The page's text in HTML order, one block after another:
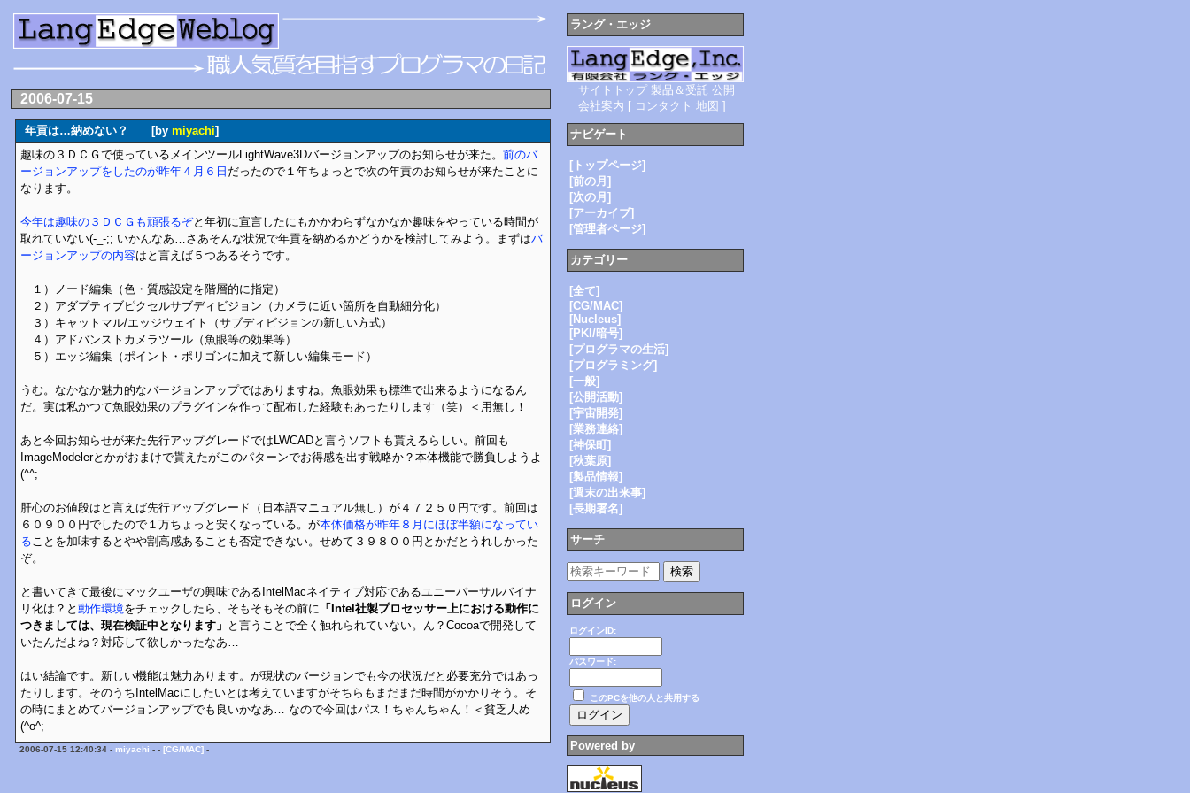
2006-07-15
年貢は…納めない？ [by miyachi]
趣味の３ＤＣＧで使っているメインツールLightWave3Dバージョンアップのお知らせが来た。 前のバ
ージョンアップをしたのが昨年４月６日 だったので１年ちょっとで次の年貢のお知らせが来たことに
なります。
今年は趣味の３ＤＣＧも頑張るぞと年初に宣言したにもかかわらずなかなか趣味をやっている時間が
取れていない(-_-;; いかんなあ…さあそんな状況で年貢を納めるかどうかを検討してみよう。まずはバ
ージョンアップの内容はと言えば５つあるそうです。
１）ノード編集（色・質感設定を階層的に指定）
２）アダプティブピクセルサブディビジョン（カメラに近い箇所を自動細分化）
３）キャットマル/エッジウェイト（サブディビジョンの新しい方式）
４）アドバンストカメラツール（魚眼等の効果等）
５）エッジ編集（ポイント・ポリゴンに加えて新しい編集モード）
うむ。なかなか魅力的なバージョンアップではありますね。魚眼効果も標準で出来るようになるん
だ。実は私かつて魚眼効果のプラグインを作って配布した経験もあったりします（笑）＜用無し！
あと今回お知らせが来た先行アップグレードではLWCADと言うソフトも貰えるらしい。前回も
ImageModelerとかがおまけで貰えたがこのパターンでお得感を出す戦略か？本体機能で勝負しようよ
(^^;
肝心のお値段はと言えば先行アップグレード（日本語マニュアル無し）が４７２５０円です。前回は
６０９００円でしたので１万ちょっと安くなっている。が本体価格が昨年８月にほぼ半額になってい
ることを加味するとやや割高感あることも否定できない。せめて３９８００円とかだとうれしかった
ぞ。
と書いてきて最後にマックユーザの興味であるIntelMacネイティブ対応であるユニーバーサルバイナ
リ化は？と 動作環境をチェックしたら、そもそもその前に 「Intel社製プロセッサー上における動作に
つきましては、現在検証中となります」 と言うことで全く触れられていない。ん？Cocoaで開発して
いたんだよね？対応して欲しかったなあ…
はい結論です。新しい機能は魅力あります。が現状のバージョンでも今の状況だと必要充分ではあっ
たりします。そのうちIntelMacにしたいとは考えていますがそちらもまだまだ時間がかかりそう。そ
の時にまとめてバージョンアップでも良いかなあ… なので今回はパス！ちゃんちゃん！＜貧乏人め
(^o^;
2006-07-15 12:40:34 - miyachi - - [CG/MAC] -
ラング・エッジ
サイトトップ 製品＆受託 公開
会社案内 [ コンタクト 地図 ]
ナビゲート
[トップページ]
[前の月]
[次の月]
[アーカイブ]
[管理者ページ]
カテゴリー
[全て]
[CG/MAC]
[Nucleus]
[PKI/暗号]
[プログラマの生活]
[プログラミング]
[一般]
[公開活動]
[宇宙開発]
[業務連絡]
[神保町]
[秋葉原]
[製品情報]
[週末の出来事]
[長期署名]
サーチ
ログイン
ログインID:
パスワード:
このPCを他の人と共用する
Powered by